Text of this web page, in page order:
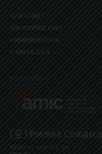
QUI SOM?
ON REPARTIM?
HEMEROTECA
CONTACTA
Associats a:
Amb el suport de: